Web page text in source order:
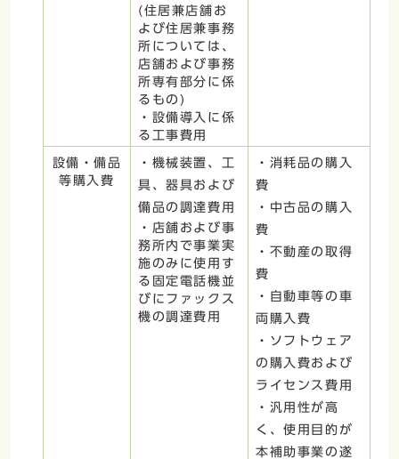
(住居兼店舗お
よび住居兼事務
所については、
店舗および事務
所専有部分に係
るもの)
・設備導入に係
る工事費用
設備・備品
等購入費
・機械装置、工
具、器具および
備品の調達費用
・店舗および事
務所内で事業実
施のみに使用す
る固定電話機並
びにファックス
機の調達費用
・消耗品の購入
費
・中古品の購入
費
・不動産の取得
費
・自動車等の車
両購入費
・ソフトウェア
の購入費および
ライセンス費用
・汎用性が高
く、使用目的が
本補助事業の遂